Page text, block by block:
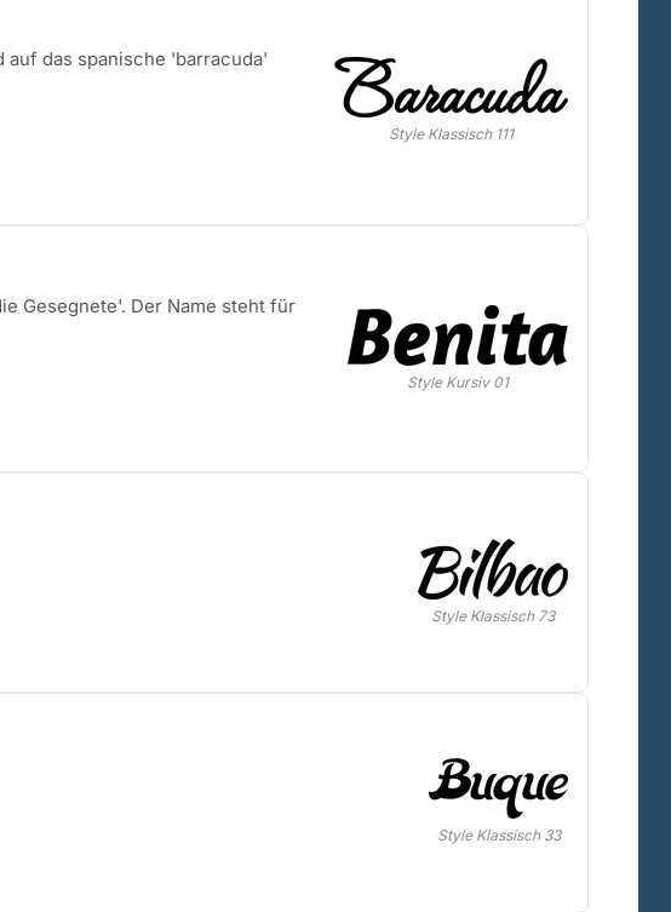
auf das spanische 'barracuda'
Style Klassisch 111
Gesegnete'. Der Name steht für
Style Kursiv 01
Style Klassisch 73
Style Klassisch 33